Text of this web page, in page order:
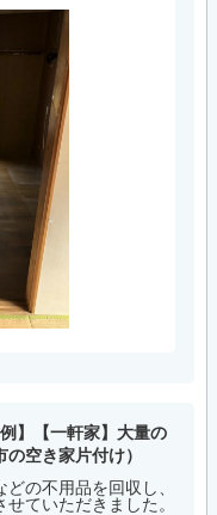
】【一軒家】大量の
空き家片付け）
の不用品を回収し、
ていただきました。